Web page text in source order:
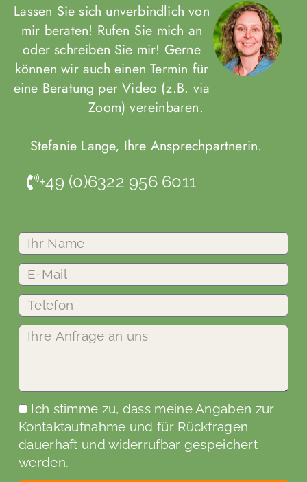
Lassen Sie sich unverbindlich von
mir beraten! Rufen Sie mich an
oder schreiben Sie mir! Gerne
können wir auch einen Termin für
eine Beratung per Video (z.B. via
Zoom) vereinbaren.
Stefanie Lange, Ihre Ansprechpartnerin.
+49 (0)6322 956 6011
Ich stimme zu, dass meine Angaben zur
Kontaktaufnahme und für Rückfragen
dauerhaft und widerrufbar gespeichert
werden.